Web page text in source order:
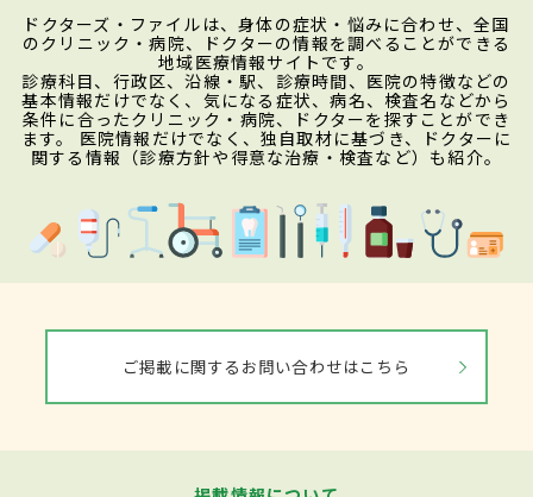
ドクターズ・ファイルは、身体の症状・悩みに合わせ、全国
のクリニック・病院、ドクターの情報を調べることができる
地域医療情報サイトです。
診療科目、行政区、沿線・駅、診療時間、医院の特徴などの
基本情報だけでなく、気になる症状、病名、検査名などから
条件に合ったクリニック・病院、ドクターを探すことができ
ます。 医院情報だけでなく、独自取材に基づき、ドクターに
関する情報（診療方針や得意な治療・検査など）も紹介。
ご掲載に関するお問い合わせはこちら